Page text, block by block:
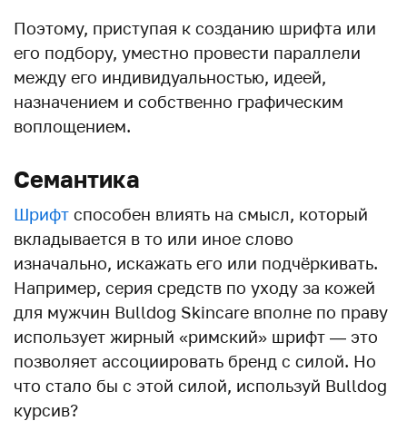
Поэтому, приступая к созданию шрифта или
его подбору, уместно провести параллели
между его индивидуальностью, идеей,
назначением и собственно графическим
воплощением.
Семантика
Шрифт способен влиять на смысл, который
вкладывается в то или иное слово
изначально, искажать его или подчёркивать.
Например, серия средств по уходу за кожей
для мужчин Bulldog Skincare вполне по праву
использует жирный «римский» шрифт — это
позволяет ассоциировать бренд с силой. Но
что стало бы с этой силой, используй Bulldog
курсив?